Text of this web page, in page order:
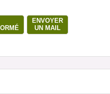
ENVOYER
UN MAIL